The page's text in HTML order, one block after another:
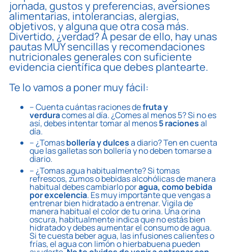
jornada, gustos y preferencias, aversiones
alimentarias, intolerancias, alergias,
objetivos, y alguna que otra cosa más.
Divertido, ¿verdad? A pesar de ello, hay unas
pautas MUY sencillas y recomendaciones
nutricionales generales con suficiente
evidencia científica que debes plantearte.
Te lo vamos a poner muy fácil:
– Cuenta cuántas raciones defruta y
verduracomes al día. ¿Comes al menos 5? Si no es
así, debes intentar tomar al menos5 racionesal
día.
– ¿Tomasbollería y dulcesa diario? Ten en cuenta
que las galletas son bollería y no deben tomarse a
diario.
– ¿Tomas agua habitualmente? Si tomas
refrescos, zumos o bebidas alcohólicas de manera
habitual debes cambiarlo poragua, como bebida
por excelencia. Es muy importante que vengas a
entrenar bien hidratado a entrenar. Vigila de
manera habitual el color de tu orina. Una orina
oscura, habitualmente indica que no estás bien
hidratado y debes aumentar el consumo de agua.
Si te cuesta beber agua, las infusiones calientes o
frías, el agua con limón o hierbabuena pueden